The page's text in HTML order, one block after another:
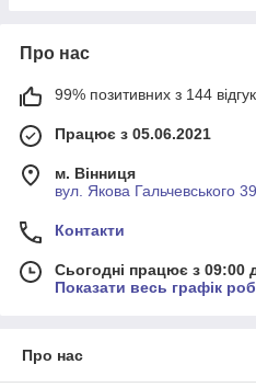
Про нас
99% позитивних з 144
Працює з 05.06.2021
м. Вінниця
вул. Якова Гальчевського
Контакти
Сьогодні працює з 09:00
Показати весь графік
Про нас